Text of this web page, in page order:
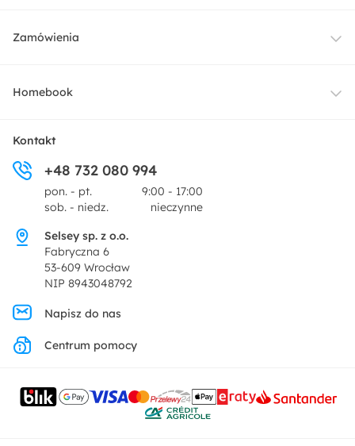
Meble
Dekoracje i akcesoria
Promocje
Zamówienia
Dostawa
Zwroty
Pytania i odpowiedzi
Homebook
O nas
Centrum prasowe
Regulamin
Polityka prywatności
Ustawienia prywatności
Kontakt
Kontakt
+48 732 080 994
pon. - pt.
9:00 - 17:00
sob. - niedz.
nieczynne
Selsey sp. z o.o.
Fabryczna 6
53-609 Wrocław
NIP 8943048792
Napisz do nas
Centrum pomocy